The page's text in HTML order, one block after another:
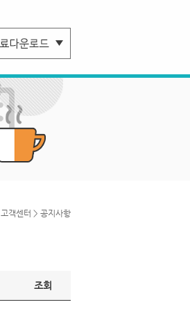
고객센터 > 공지사항
조회